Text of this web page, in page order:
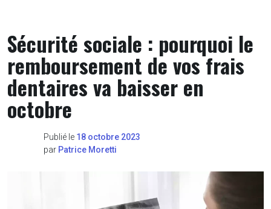
Sécurité sociale : pourquoi le
remboursement de vos frais
dentaires va baisser en
octobre
Publié le 18 octobre 2023
par Patrice Moretti